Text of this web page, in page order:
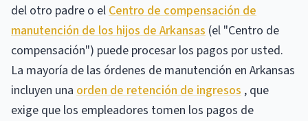
del otro padre o elCentro de compensación de
manutención de los hijos de Arkansas (el "Centro de
compensación") puede procesar los pagos por usted.
La mayoría de las órdenes de manutención en Arkansas
incluyen una orden de retención de ingresos , que
exige que los empleadores tomen los pagos de